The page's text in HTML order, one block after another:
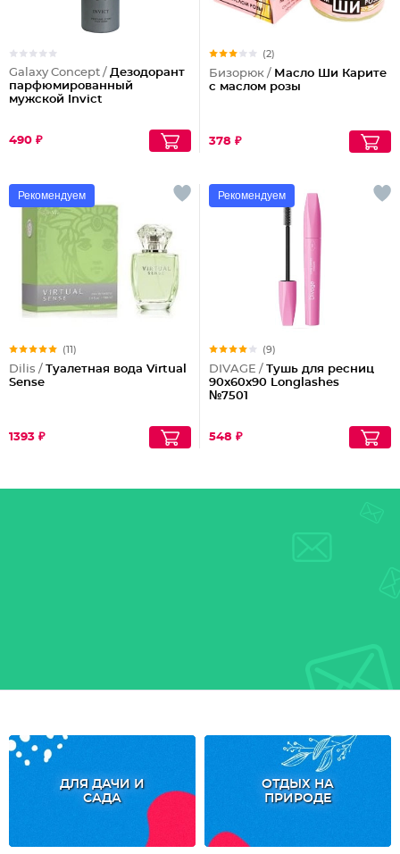
Galaxy Concept / Дезодорант
парфюмированный
мужской Invict
490 ₽
(2)
Бизорюк / Масло Ши Карите
с маслом розы
378 ₽
Рекомендуем
(11)
Dilis / Туалетная вода Virtual
Sense
1393 ₽
Рекомендуем
(9)
DIVAGE / Тушь для ресниц
90x60x90 Longlashes
№7501
548 ₽
ДЛЯ ДАЧИ И
САДА
ОТДЫХ НА
ПРИРОДЕ